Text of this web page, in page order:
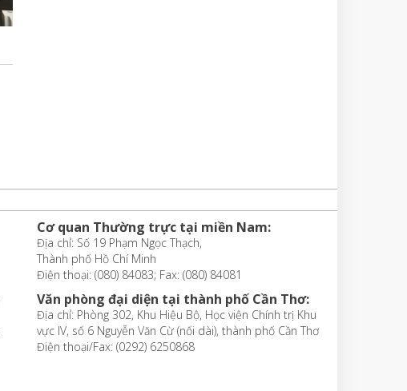
Cơ quan Thường trực tại miền Nam:
Địa chỉ: Số 19 Phạm Ngọc Thạch,
Thành phố Hồ Chí Minh
Điện thoại: (080) 84083; Fax: (080) 84081
Văn phòng đại diện tại thành phố Cần Thơ:
Địa chỉ: Phòng 302, Khu Hiệu Bộ, Học viện Chính trị Khu
vực IV, số 6 Nguyễn Văn Cừ (nối dài), thành phố Cần Thơ
Điện thoại/Fax: (0292) 6250868